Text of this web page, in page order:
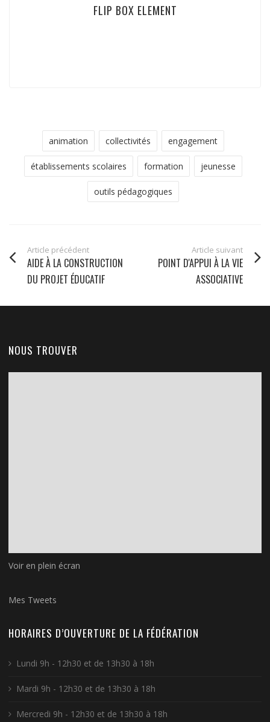
FLIP BOX ELEMENT
dolor sit amet, consectetur adipiscing elit. Ut elit
animation collectivités engagement
établissements scolaires formation jeunesse
outils pédagogiques
Article précédent
AIDE À LA CONSTRUCTION
DU PROJET ÉDUCATIF
Article suivant
POINT D'APPUI À LA VIE
ASSOCIATIVE
NOUS TROUVER
Voir en plein écran
Mes Tweets
HORAIRES D’OUVERTURE DE LA FÉDÉRATION
Lundi 9h - 12h30 et de 13h30 à 18h
Mardi 9h - 12h30 et de 13h30 à 18h
Mercredi 9h - 12h30 et de 13h30 à 18h